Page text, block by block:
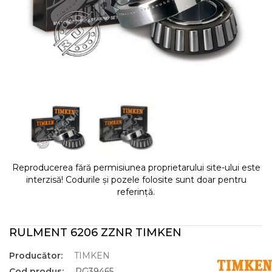
Reproducerea fără permisiunea proprietarului site-ului este
interzisă! Codurile și pozele folosite sunt doar pentru
referință.
RULMENT 6206 ZZNR TIMKEN
Producător:
TIMKEN